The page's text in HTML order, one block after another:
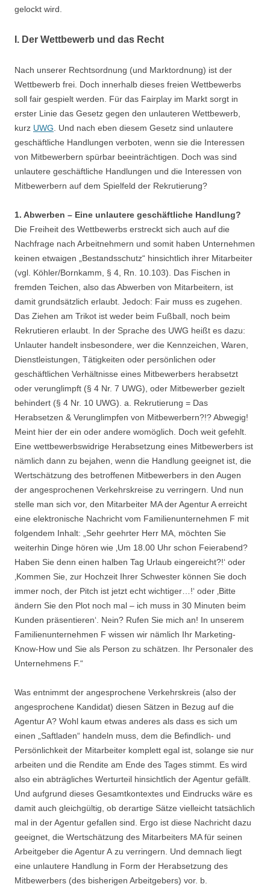
gelockt wird.
I. Der Wettbewerb und das Recht
Nach unserer Rechtsordnung (und Marktordnung) ist der
Wettbewerb frei. Doch innerhalb dieses freien Wettbewerbs
soll fair gespielt werden. Für das Fairplay im Markt sorgt in
erster Linie das Gesetz gegen den unlauteren Wettbewerb,
kurz UWG . Und nach eben diesem Gesetz sind unlautere
geschäftliche Handlungen verboten, wenn sie die Interessen
von Mitbewerbern spürbar beeinträchtigen. Doch was sind
unlautere geschäftliche Handlungen und die Interessen von
Mitbewerbern auf dem Spielfeld der Rekrutierung?
1. Abwerben – Eine unlautere geschäftliche Handlung?
Die Freiheit des Wettbewerbs erstreckt sich auch auf die
Nachfrage nach Arbeitnehmern und somit haben Unternehmen
keinen etwaigen „Bestandsschutz“ hinsichtlich ihrer Mitarbeiter
(vgl. Köhler/Bornkamm, § 4, Rn. 10.103). Das Fischen in
fremden Teichen, also das Abwerben von Mitarbeitern, ist
damit grundsätzlich erlaubt. Jedoch: Fair muss es zugehen.
Das Ziehen am Trikot ist weder beim Fußball, noch beim
Rekrutieren erlaubt. In der Sprache des UWG heißt es dazu:
Unlauter handelt insbesondere, wer die Kennzeichen, Waren,
Dienstleistungen, Tätigkeiten oder persönlichen oder
geschäftlichen Verhältnisse eines Mitbewerbers herabsetzt
oder verunglimpft (§ 4 Nr. 7 UWG), oder Mitbewerber gezielt
behindert (§ 4 Nr. 10 UWG). a. Rekrutierung = Das
Herabsetzen & Verunglimpfen von Mitbewerbern?!? Abwegig!
Meint hier der ein oder andere womöglich. Doch weit gefehlt.
Eine wettbewerbswidrige Herabsetzung eines Mitbewerbers ist
nämlich dann zu bejahen, wenn die Handlung geeignet ist, die
Wertschätzung des betroffenen Mitbewerbers in den Augen
der angesprochenen Verkehrskreise zu verringern. Und nun
stelle man sich vor, den Mitarbeiter MA der Agentur A erreicht
eine elektronische Nachricht vom Familienunternehmen F mit
folgendem Inhalt: „Sehr geehrter Herr MA, möchten Sie
weiterhin Dinge hören wie ‚Um 18.00 Uhr schon Feierabend?
Haben Sie denn einen halben Tag Urlaub eingereicht?!‘ oder
‚Kommen Sie, zur Hochzeit Ihrer Schwester können Sie doch
immer noch, der Pitch ist jetzt echt wichtiger…!‘ oder ‚Bitte
ändern Sie den Plot noch mal – ich muss in 30 Minuten beim
Kunden präsentieren‘. Nein? Rufen Sie mich an! In unserem
Familienunternehmen F wissen wir nämlich Ihr Marketing-
Know-How und Sie als Person zu schätzen. Ihr Personaler des
Unternehmens F.“
Was entnimmt der angesprochene Verkehrskreis (also der
angesprochene Kandidat) diesen Sätzen in Bezug auf die
Agentur A? Wohl kaum etwas anderes als dass es sich um
einen „Saftladen“ handeln muss, dem die Befindlich- und
Persönlichkeit der Mitarbeiter komplett egal ist, solange sie nur
arbeiten und die Rendite am Ende des Tages stimmt. Es wird
also ein abträgliches Werturteil hinsichtlich der Agentur gefällt.
Und aufgrund dieses Gesamtkontextes und Eindrucks wäre es
damit auch gleichgültig, ob derartige Sätze vielleicht tatsächlich
mal in der Agentur gefallen sind. Ergo ist diese Nachricht dazu
geeignet, die Wertschätzung des Mitarbeiters MA für seinen
Arbeitgeber die Agentur A zu verringern. Und demnach liegt
eine unlautere Handlung in Form der Herabsetzung des
Mitbewerbers (des bisherigen Arbeitgebers) vor. b.